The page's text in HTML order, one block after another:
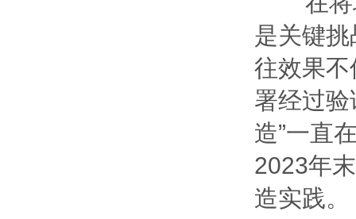
是关键
往效果不
署经过
造”一直
2023年
造实践。